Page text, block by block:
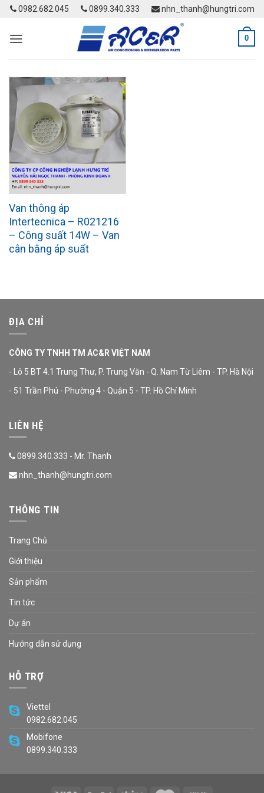
Skip
content
0982.682.045 0899.340.333 nhn_thanh@hungtri.com
0
Van thông áp
Intertecnica – R021216
– Công suất 14W – Van
cân bằng áp suất
ĐỊA CHỈ
CÔNG TY TNHH TM AC&R VIỆT NAM
- Lô 5 BT 4.1 Trung Thư, P. Trung Văn - Q. Nam Từ Liêm - TP. Hà Nội
- 51 Trần Phú - Phường 4 - Quận 5 - TP. Hồ Chí Minh
LIÊN HỆ
0899.340.333 - Mr. Thanh
nhn_thanh@hungtri.com
THÔNG TIN
Trang Chủ
Giới thiệu
Sản phẩm
Tin tức
Dự án
Hướng dẫn sử dụng
HỖ TRỢ
Viettel
0982.682.045
Mobifone
0899.340.333